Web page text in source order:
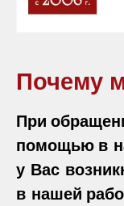
Почему
При
помощью в
у Вас
в нашей